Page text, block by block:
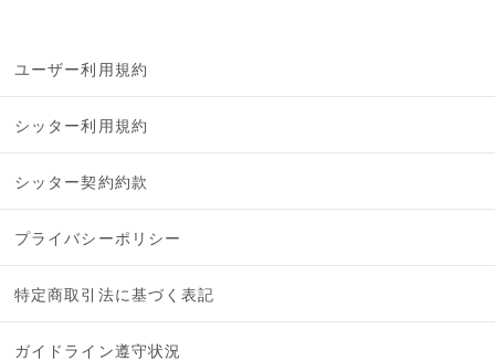
ユーザー利用規約
シッター利用規約
シッター契約約款
プライバシーポリシー
特定商取引法に基づく表記
ガイドライン遵守状況